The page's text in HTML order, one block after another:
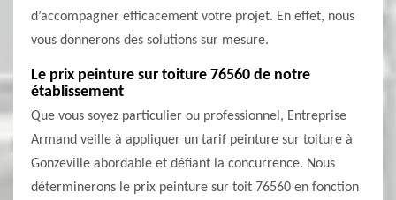
d’accompagner efficacement votre projet. En effet, nous
vous donnerons des solutions sur mesure.
Le prix peinture sur toiture 76560 de notre
établissement
Que vous soyez particulier ou professionnel, Entreprise
Armand veille à appliquer un tarif peinture sur toiture à
Gonzeville abordable et défiant la concurrence. Nous
déterminerons le prix peinture sur toit 76560 en fonction